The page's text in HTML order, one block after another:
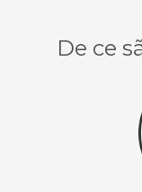
De ce